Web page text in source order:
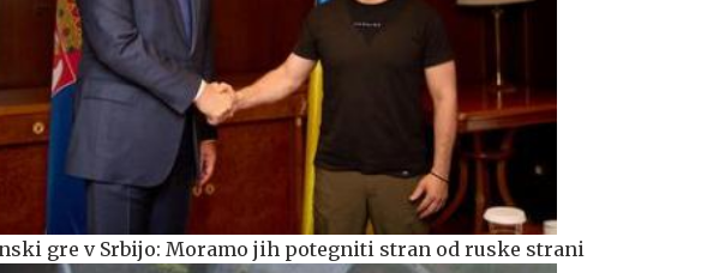
gre v Srbijo: Moramo jih potegniti stran od ruske strani